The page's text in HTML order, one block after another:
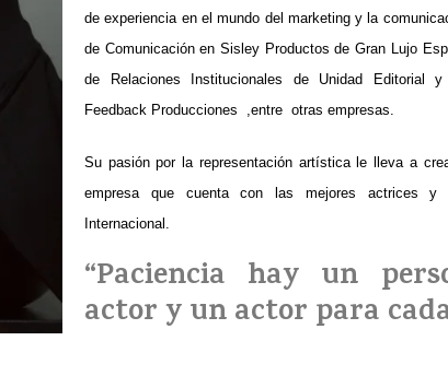
de experiencia en el mundo del marketing y la
de Comunicación en Sisley Productos de Gran Lujo
de Relaciones Institucionales de Unidad Editorial
Feedback Producciones ,entre otras empresas.
Su pasión por la representación artística le lleva a
empresa que cuenta con las mejores actrices y
Internacional.
“Paciencia hay un
actor y un actor para